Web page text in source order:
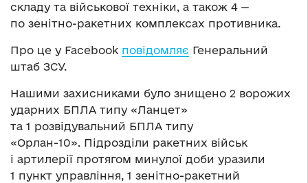
складу та військової техніки, а також 4 —
по зенітно-ракетних комплексах противника.
Про це у Facebook повідомляє Генеральний
штаб ЗСУ.
Нашими захисниками було знищено 2 ворожих
ударних БПЛА типу «Ланцет»
та 1 розвідувальний БПЛА типу
«Орлан-10». Підрозділи ракетних військ
і артилерії протягом минулої доби уразили
1 пункт управління, 1 зенітно-ракетний